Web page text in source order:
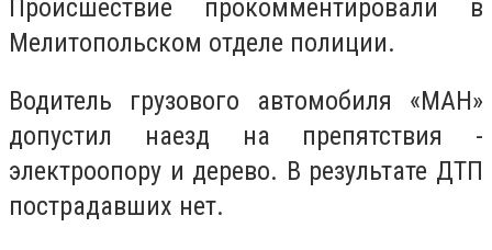
Происшествие прокомментировали в
Мелитопольском отделе полиции.
Водитель грузового автомобиля «МАН»
допустил наезд на препятствия -
электроопору и дерево. В результате ДТП
пострадавших нет.